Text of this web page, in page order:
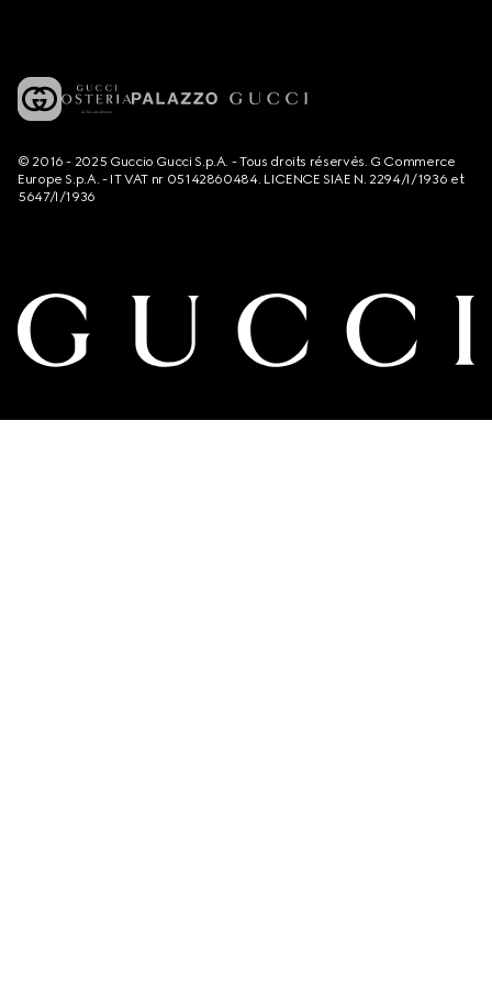
© 2016 - 2025 Guccio Gucci S.p.A. - Tous droits réservés. G Commerce
Europe S.p.A. - IT VAT nr 05142860484. LICENCE SIAE N. 2294/I/1936 et
5647/I/1936